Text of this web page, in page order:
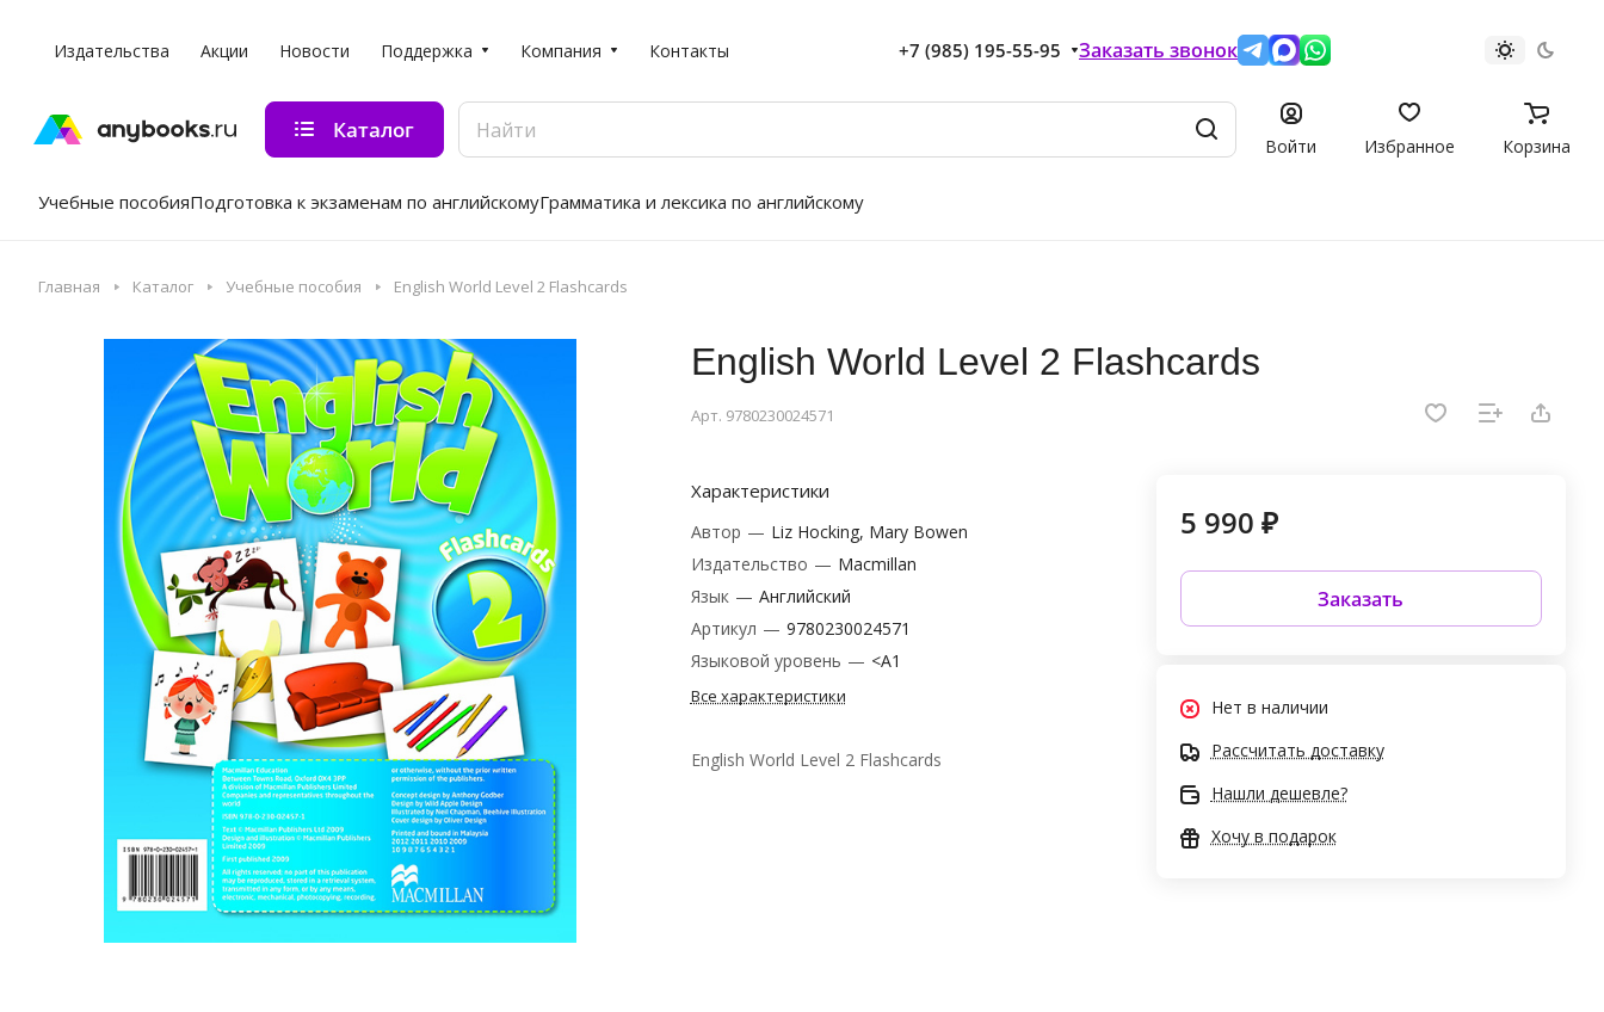
Издательства Акции Новости Поддержка Компания Контакты +7 (985) 195-55-95 Заказать звонок
Каталог
Войти Избранное Корзина
Учебные пособияПодготовка к экзаменам по английскомуГрамматика и лексика по английскому
Главная Каталог Учебные пособия English World Level 2 Flashcards
English World Level 2 Flashcards
Арт. 9780230024571
Характеристики
Автор — Liz Hocking, Mary Bowen
Издательство — Macmillan
Язык — Английский
Артикул — 9780230024571
Языковой уровень — <A1
Все характеристики
English World Level 2 Flashcards
5 990 ₽
Заказать
Нет в наличии
Рассчитать доставку
Нашли дешевле?
Хочу в подарок